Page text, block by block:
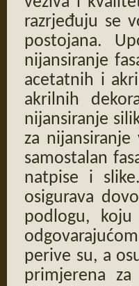
razrjeđuju se
postojana.
nijansiranje
acetatnih i
akrilnih
nijansiranje
za
samostalan
natpise i
osigurava
podlogu,
perive su, a
primjerena